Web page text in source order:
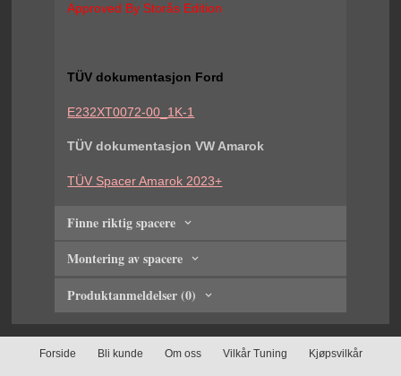
Approved By Storås Edition
TÜV dokumentasjon Ford
E232XT0072-00_1K-1
TÜV dokumentasjon VW Amarok
TÜV Spacer Amarok 2023+
Finne riktig spacere
Montering av spacere
Produktanmeldelser (0)
Forside Bli kunde Om oss Vilkår Tuning Kjøpsvilkår